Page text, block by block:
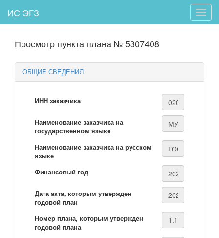
Toggle
ИС ЭГЗ
Просмотр пункта плана № 5307408
ОБЩИЕ СВЕДЕНИЯ
ИНН заказчика
Наименование заказчика на
государственном языке
Наименование заказчика на русском
языке
Финансовый год
Дата акта, которым утвержден
годовой план
Номер плана, которым утвержден
годовой плана